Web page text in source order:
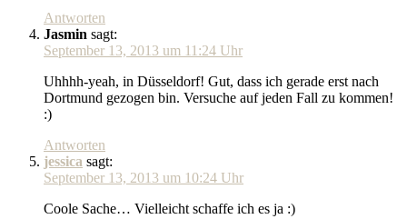
Antworten
Jasmin sagt:
September 13, 2013 um 11:24 Uhr
Uhhhh-yeah, in Düsseldorf! Gut, dass ich gerade erst nach
Dortmund gezogen bin. Versuche auf jeden Fall zu kommen!
:)
Antworten
jessica sagt:
September 13, 2013 um 10:24 Uhr
Coole Sache… Vielleicht schaffe ich es ja :)